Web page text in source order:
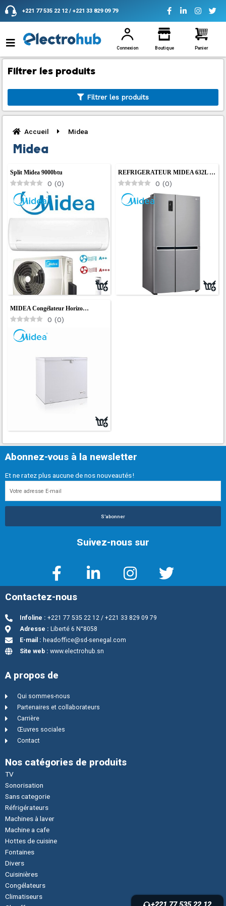
Aller
au
+221 77 535 22 12 / +221 33 829 09 79
Connexion Boutique Panier
Filtrer les produits
Filtrer les produits
Accueil Midea
Midea
Split Midea 9000btu
0 (0)
REFRIGERATEUR MIDEA 632L …
0 (0)
MIDEA Congélateur Horizo…
0 (0)
Abonnez-vous à la newsletter
Et ne ratez plus aucune de nos nouveautés !
S'abonner
Suivez-nous sur
Contactez-nous
Infoline : +221 77 535 22 12 / +221 33 829 09 79
Adresse : Liberté 6 N°8058
E-mail : headoffice@sd-senegal.com
Site web : www.electrohub.sn
A propos de
Qui sommes-nous
Partenaires et collaborateurs
Carrière
Œuvres sociales
Contact
Nos catégories de produits
TV
Sonorisation
Sans categorie
Réfrigérateurs
Machines à laver
Machine a cafe
Hottes de cuisine
Fontaines
Divers
Cuisinières
Congélateurs
Climatiseurs